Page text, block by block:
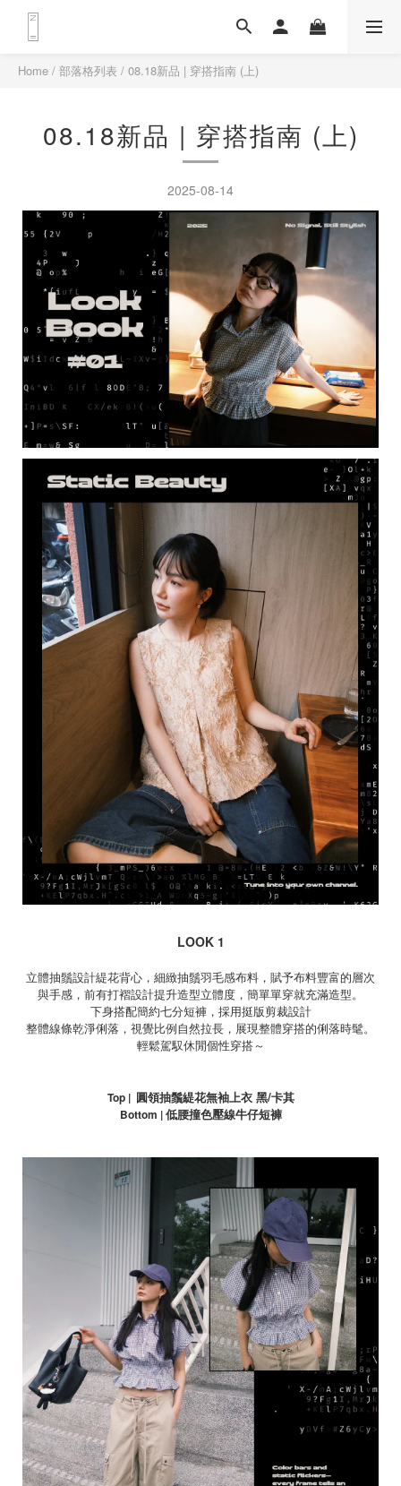
Home / 部落格列表 / 08.18新品 | 穿搭指南 (上)
08.18新品 | 穿搭指南 (上)
2025-08-14
LOOK 1
立體抽鬚設計緹花背心，細緻抽鬚羽毛感布料，賦予布料豐富的層次
與手感，前有打褶設計提升造型立體度，簡單單穿就充滿造型。
下身搭配簡約七分短褲，採用挺版剪裁設計
整體線條乾淨俐落，視覺比例自然拉長，展現整體穿搭的俐落時髦。
輕鬆駕馭休閒個性穿搭～
Top | 圓領抽鬚緹花無袖上衣 黑/卡其
Bottom |低腰撞色壓線牛仔短褲